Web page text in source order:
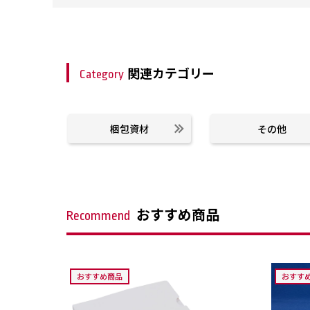
Category 関連カテゴリー
梱包資材 その他
Recommend おすすめ商品
おすすめ商品 おすす